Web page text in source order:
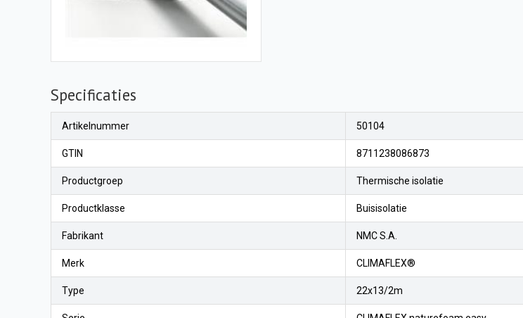
Specificaties
Artikelnummer 50104
GTIN 8711238086873
Productgroep Thermische isolatie
Productklasse Buisisolatie
Fabrikant NMC S.A.
Merk CLIMAFLEX®
Type 22x13/2m